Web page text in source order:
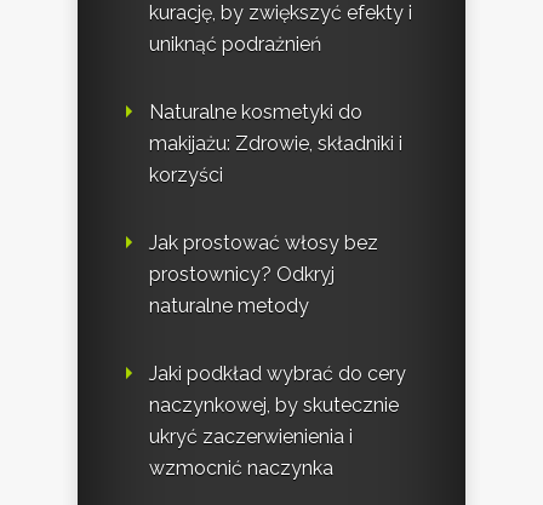
kurację, by zwiększyć efekty i
uniknąć podrażnień
Naturalne kosmetyki do
makijażu: Zdrowie, składniki i
korzyści
Jak prostować włosy bez
prostownicy? Odkryj
naturalne metody
Jaki podkład wybrać do cery
naczynkowej, by skutecznie
ukryć zaczerwienienia i
wzmocnić naczynka